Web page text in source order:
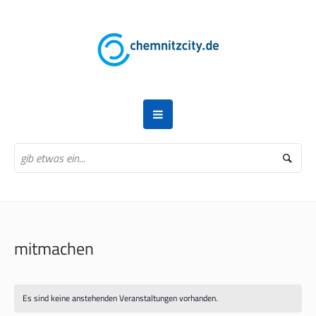
mitmachen
Es sind keine anstehenden Veranstaltungen vorhanden.